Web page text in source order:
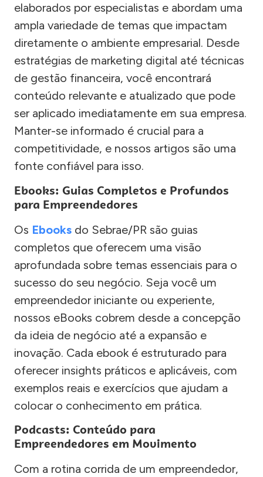
elaborados por especialistas e abordam uma
ampla variedade de temas que impactam
diretamente o ambiente empresarial. Desde
estratégias de marketing digital até técnicas
de gestão financeira, você encontrará
conteúdo relevante e atualizado que pode
ser aplicado imediatamente em sua empresa.
Manter-se informado é crucial para a
competitividade, e nossos artigos são uma
fonte confiável para isso.
Ebooks: Guias Completos e Profundos
para Empreendedores
Os Ebooks do Sebrae/PR são guias
completos que oferecem uma visão
aprofundada sobre temas essenciais para o
sucesso do seu negócio. Seja você um
empreendedor iniciante ou experiente,
nossos eBooks cobrem desde a concepção
da ideia de negócio até a expansão e
inovação. Cada ebook é estruturado para
oferecer insights práticos e aplicáveis, com
exemplos reais e exercícios que ajudam a
colocar o conhecimento em prática.
Podcasts: Conteúdo para
Empreendedores em Movimento
Com a rotina corrida de um empreendedor,